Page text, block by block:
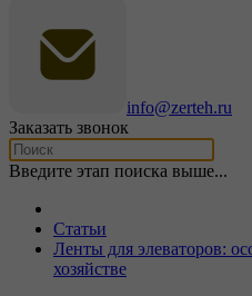
info@zerteh.ru
Заказать звонок
Введите этап поиска выше...
Статьи
Ленты для элеваторов:
хозяйстве